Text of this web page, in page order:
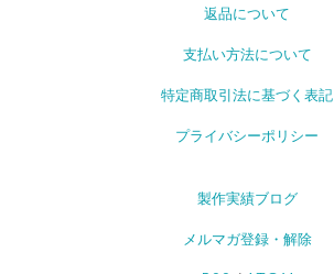
返品について
支払い方法について
特定商取引法に基づく表記
プライバシーポリシー
製作実績ブログ
メルマガ登録・解除